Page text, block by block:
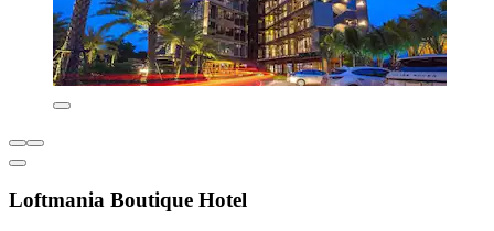
Loftmania Boutique Hotel